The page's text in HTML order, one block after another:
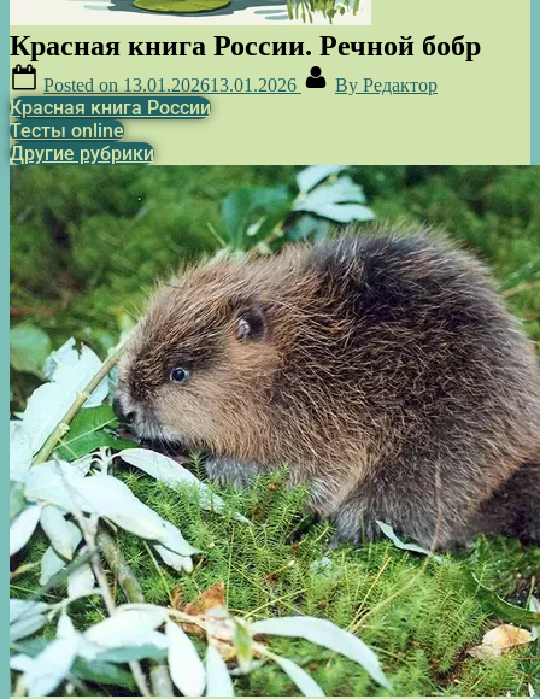
Красная книга России. Речной бобр
Posted on 13.01.202613.01.2026 By Редактор
Красная книга России
Тесты online
Другие рубрики